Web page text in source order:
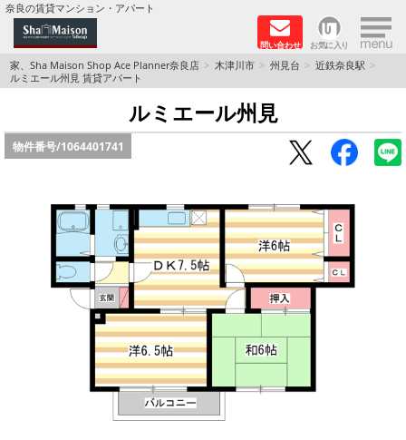
奈良の賃貸マンション・アパート
問い合わせ お気に入り ×
TOPページ
Foreigners welcome！
店長のおすすめ物件
積水ハウス Sha Maison 特集 (奈良北部、木津川
積水ハウス Sha Maison 特集 (奈良南部)
路線·駅から探す
地域から探す
家、Sha Maison Shop Ace Planner奈良店 木津川市 州見台
近鉄奈良駅
ルミエール州見 賃貸アパート
ルミエール州見
物件番号/1064401741